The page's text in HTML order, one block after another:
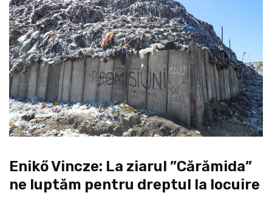
Enikő Vincze: La ziarul ”Cărămida”
ne luptăm pentru dreptul la locuire